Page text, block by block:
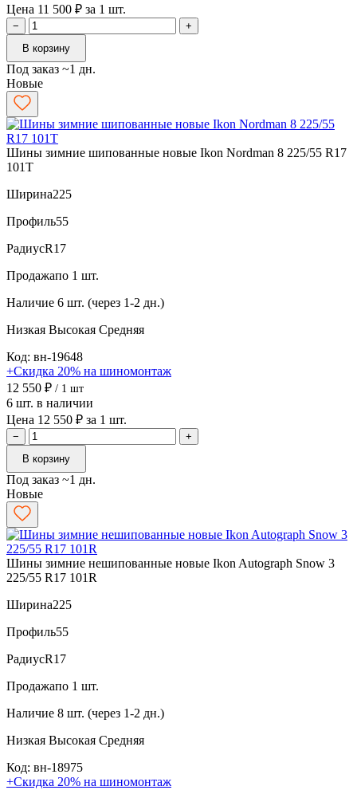
Цена 11 500 ₽ за 1 шт.
−
+
В корзину
Под заказ ~1 дн.
Новые
Шины зимние шипованные новые Ikon Nordman 8 225/55 R17
101T
Ширина225
Профиль55
РадиусR17
Продажапо 1 шт.
Наличие 6 шт. (через 1-2 дн.)
Низкая Высокая Средняя
Код: вн-19648
+Скидка 20% на шиномонтаж
12 550 ₽ / 1 шт
6 шт. в наличии
Цена 12 550 ₽ за 1 шт.
−
+
В корзину
Под заказ ~1 дн.
Новые
Шины зимние нешипованные новые Ikon Autograph Snow 3
225/55 R17 101R
Ширина225
Профиль55
РадиусR17
Продажапо 1 шт.
Наличие 8 шт. (через 1-2 дн.)
Низкая Высокая Средняя
Код: вн-18975
+Скидка 20% на шиномонтаж